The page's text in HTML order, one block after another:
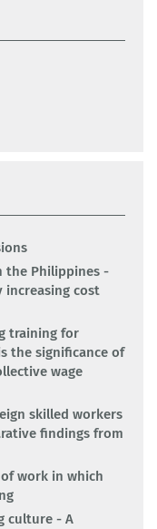
the Philippines -
increasing cost
training for
the significance of
wage
skilled workers
findings from
work in which
culture - A